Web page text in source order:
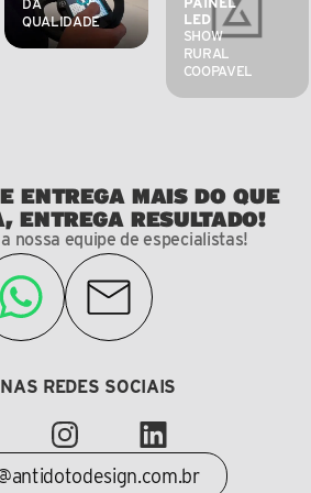
DA
QUALIDADE
LED
SHOW
RURAL
COOPAVEL
ENTREGA MAIS DO QUE
ENTREGA RESULTADO!
nossa equipe de especialistas!
REDES SOCIAIS